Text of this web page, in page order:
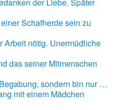
Schafherde sein zu
Arbeit nötig. Unermüdliche
das seiner Mitmenschen
sondern bin nur …
mit einem Mädchen